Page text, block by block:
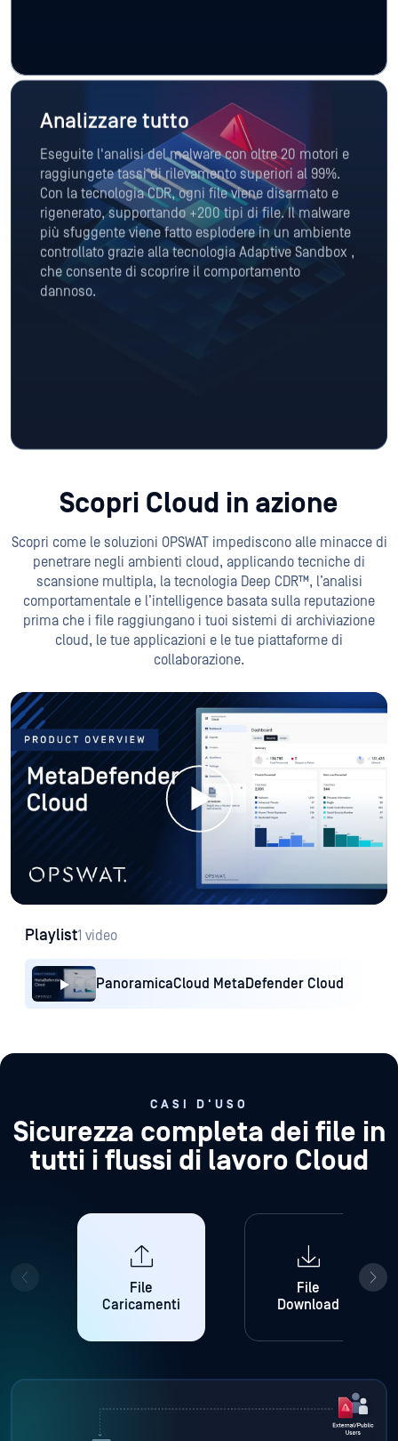
Analizzare tutto
Eseguite l'analisi del malware con oltre 20 motori e
raggiungete tassi di rilevamento superiori al 99%.
Con la tecnologia CDR, ogni file viene disarmato e
rigenerato, supportando +200 tipi di file. Il malware
più sfuggente viene fatto esplodere in un ambiente
controllato grazie alla tecnologia Adaptive Sandbox ,
che consente di scoprire il comportamento
dannoso.
Scopri Cloud in azione
Scopri come le soluzioni OPSWAT impediscono alle minacce di
penetrare negli ambienti cloud, applicando tecniche di
scansione multipla, la tecnologia Deep CDR™, l’analisi
comportamentale e l’intelligence basata sulla reputazione
prima che i file raggiungano i tuoi sistemi di archiviazione
cloud, le tue applicazioni e le tue piattaforme di
collaborazione.
Playlist1 video
PanoramicaCloud MetaDefender Cloud
CASI D'USO
Sicurezza completa dei file in
tutti i flussi di lavoro Cloud
File
Caricamenti
File
Download